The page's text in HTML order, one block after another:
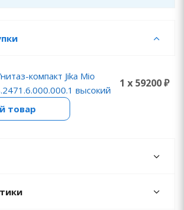
компакт Jika Mio
высокий
1 x 59200 ₽
товар